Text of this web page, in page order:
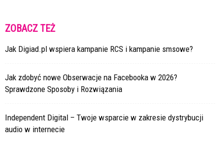
ZOBACZ TEŻ
Jak Digiad.pl wspiera kampanie RCS i kampanie smsowe?
Jak zdobyć nowe Obserwacje na Facebooka w 2026?
Sprawdzone Sposoby i Rozwiązania
Independent Digital – Twoje wsparcie w zakresie dystrybucji
audio w internecie